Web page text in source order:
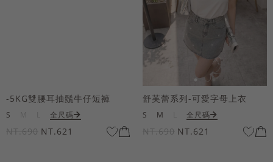
-5KG雙腰耳抽鬚牛仔短褲
S 全尺碼
NT.690 NT.621
舒芙蕾系列-可愛字母上衣
S M 全尺碼
NT.690 NT.621